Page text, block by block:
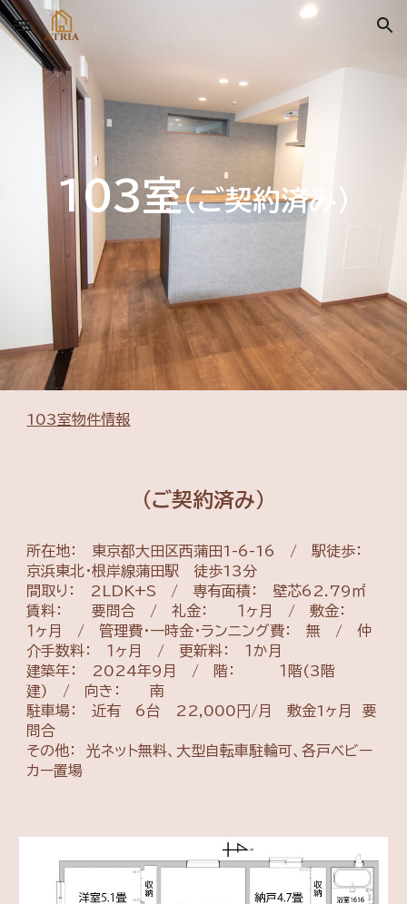
Skip to main content Skip to navigation
１０3室(ご契約済み)
103室物件情報
(ご契約済み)
所在地： 東京都大田区西蒲田1-6-16 / 駅徒歩：
京浜東北・根岸線蒲田駅 徒歩1 3分
間取り： 2LDK+S / 専有面積： 壁芯62.79㎡
賃料： 要問合 / 礼金： １ヶ月 / 敷金：
１ヶ月 / 管理費・一時金・ランニング費： 無 / 仲
介手数料： １ヶ月 / 更新料： １か月
建築年： 2024年9月 / 階： １階(3階
建) / 向き：南
駐車場：近有 6台 22,000円/月 敷金1ヶ月 要
問合
その他： 光ネット無料、大型自転車駐輪可、各戸ベビー
カー置場